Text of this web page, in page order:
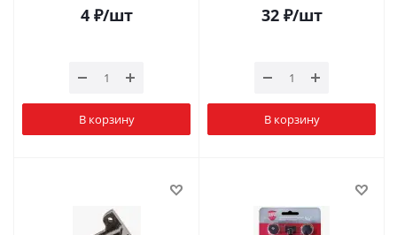
4₽/шт
В корзину
32₽/шт
В корзину